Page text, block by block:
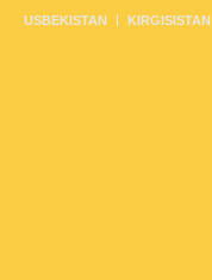
USBEKISTAN KIRGISISTAN